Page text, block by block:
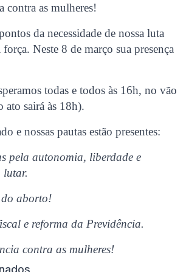
contra as mulheres!
da necessidade de nossa luta
Neste 8 de março sua presença
todas e todos às 16h, no vão
sairá às 18h).
e nossas pautas estão presentes:
pela autonomia, liberdade e
lutar.
aborto!
e reforma da Previdência.
contra as mulheres!